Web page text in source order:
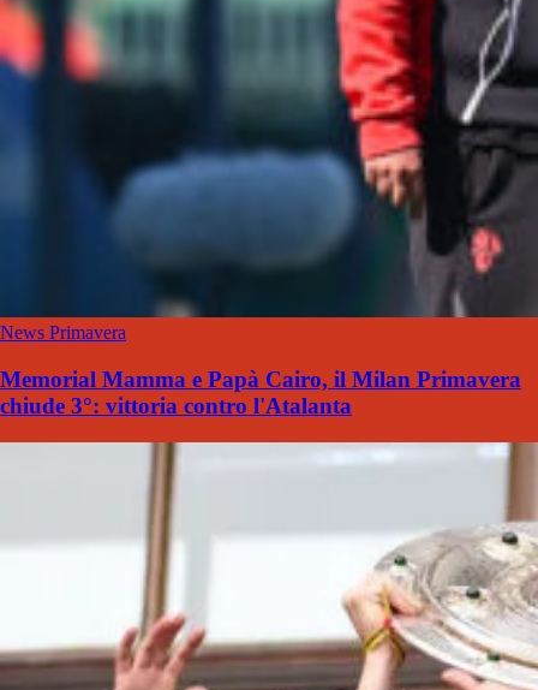
News Primavera
Memorial Mamma e Papà Cairo, il Milan Primavera
chiude 3°: vittoria contro l'Atalanta